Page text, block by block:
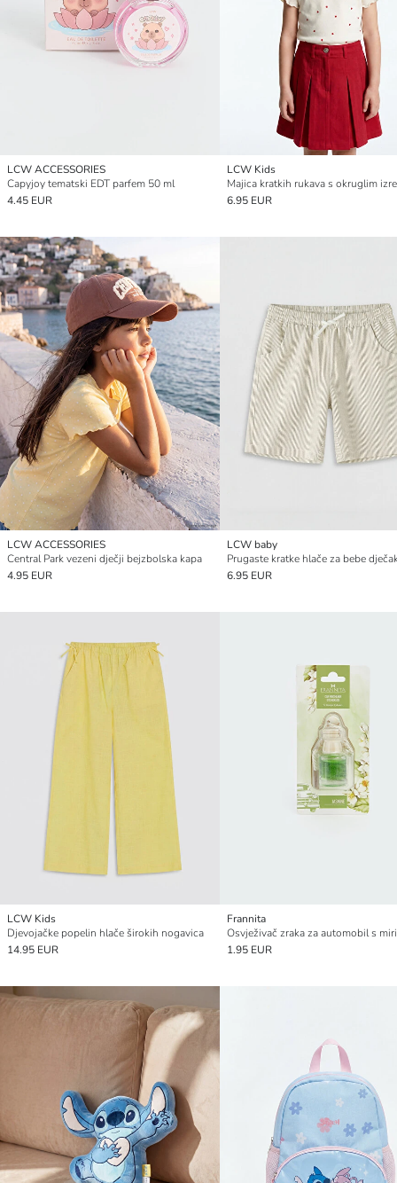
LCW ACCESSORIES
Capyjoy tematski EDT parfem 50 ml
4.45 EUR
LCW Kids
6.95 EUR
LCW ACCESSORIES
Central Park vezeni dječji bejzbolska kapa
4.95 EUR
LCW baby
Prugaste kratke hlače za bebe
6.95 EUR
LCW Kids
Djevojačke popelin hlače širokih nogavica
14.95 EUR
Frannita
1.95 EUR